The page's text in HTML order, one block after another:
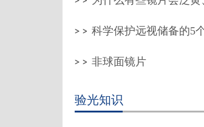
科学保护远视储备的5
非球面镜片
验光知识